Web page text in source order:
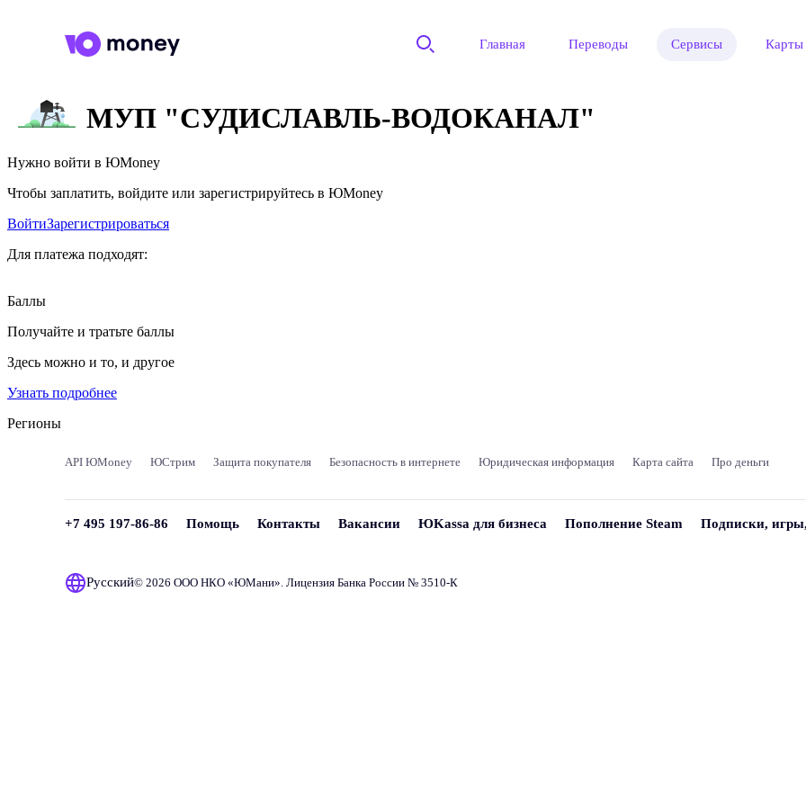
Главная Переводы Сервисы Карты
МУП "СУДИСЛАВЛЬ-ВОДОКАНАЛ"
Нужно войти в ЮMoney
Чтобы заплатить, войдите или зарегистрируйтесь в ЮMoney
ВойтиЗарегистрироваться
Для платежа подходят:
Баллы
Получайте и тратьте баллы
Здесь можно и то, и другое
Узнать подробнее
Регионы
API ЮMoney ЮСтрим Защита покупателя Безопасность в интернете Юридическая информация Карта сайта Про деньги
+7 495 197-86-86 Помощь Контакты Вакансии ЮKassa для бизнеса Пополнение Steam Подписки,
Русский© 2026 ООО НКО «ЮМани». Лицензия Банка России № 3510‑К